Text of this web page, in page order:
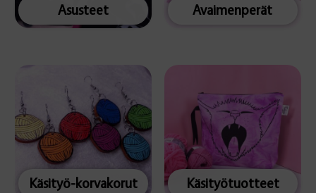
Asusteet Avaimenperät
Käsityö-korvakorut Käsityötuotteet